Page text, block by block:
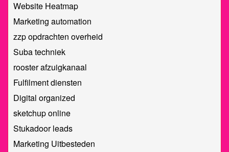
Website Heatmap
Marketing automation
zzp opdrachten overheid
Suba techniek
rooster afzuigkanaal
Fulfilment diensten
Digital organized
sketchup online
Stukadoor leads
Marketing Uitbesteden